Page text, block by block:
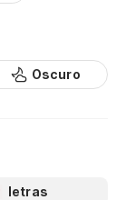
Oscuro
letras